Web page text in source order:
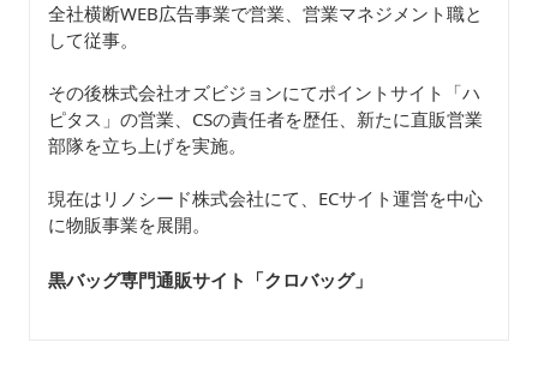
全社横断WEB広告事業で営業、営業マネジメント職と
して従事。
その後株式会社オズビジョンにてポイントサイト「ハ
ピタス」の営業、CSの責任者を歴任、新たに直販営業
部隊を立ち上げを実施。
現在はリノシード株式会社にて、ECサイト運営を中心
に物販事業を展開。
黒バッグ専門通販サイト「クロバッグ」